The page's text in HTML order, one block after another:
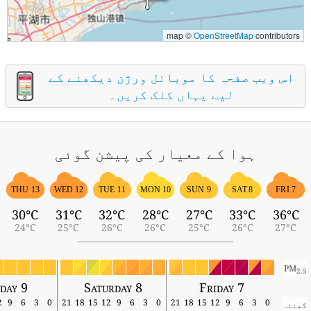
map ©OpenStreetMapcontributors
اس ویب صفحہ کا موبائل ورژن دیکھنے کے
لیے یہاں کلک کریں۔
ہوا کے معیار کی پیشن گوئی
FRI 7
36°C
27°C
SAT 8
33°C
26°C
SUN 9
27°C
25°C
MON 10
28°C
26°C
TUE 11
32°C
26°C
WED 12
31°C
25°C
THU 13
30°C
24°C
PM2.5
Friday 7
Saturday 8
9
گھنٹہ 0
3
6
9
12
15
18
21
0
3
6
9
12
15
18
21
0
3
6
9